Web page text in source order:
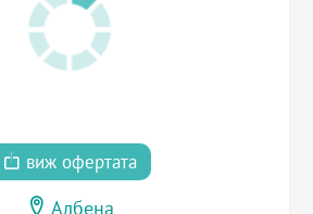
виж офертата
Албена